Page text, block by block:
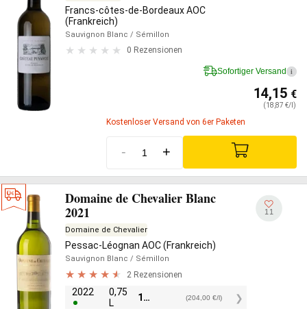
Francs-côtes-de-Bordeaux AOC
(Frankreich)
Sauvignon Blanc / Sémillon
0 Rezensionen
Sofortiger Versand i
14,15 €
(18,87 €/l)
Kostenloser Versand von 6er Paketen
- +
Domaine de Chevalier Blanc
2021
Domaine de Chevalier
Pessac-Léognan AOC (Frankreich)
Sauvignon Blanc / Sémillon
2 Rezensionen
2022
0,75
L
153,00 (204,00 €/l)
11